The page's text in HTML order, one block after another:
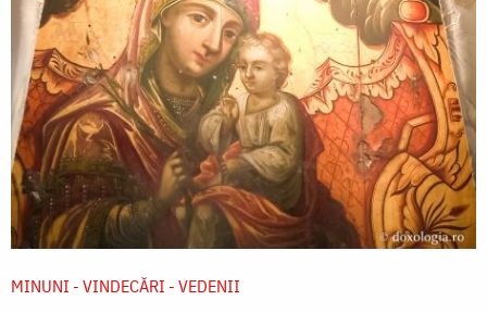
MINUNI - VINDECĂRI - VEDENII